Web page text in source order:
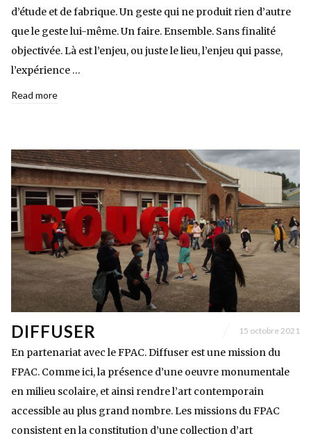
d’étude et de fabrique. Un geste qui ne produit rien d’autre
que le geste lui-même. Un faire. Ensemble. Sans finalité
objectivée. Là est l’enjeu, ou juste le lieu, l’enjeu qui passe,
l’expérience …
Read more
DIFFUSER 15 octobre 2021
En partenariat avec le FPAC. Diffuser est une mission du
FPAC. Comme ici, la présence d’une oeuvre monumentale
en milieu scolaire, et ainsi rendre l’art contemporain
accessible au plus grand nombre. Les missions du FPAC
consistent en la constitution d’une collection d’art